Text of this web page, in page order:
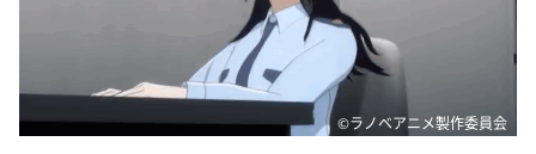
©ラノベアニメ製作委員会